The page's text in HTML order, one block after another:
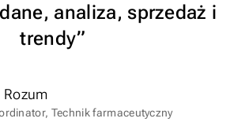
analiza, sprzedaż i
trendy”
Technik farmaceutyczny